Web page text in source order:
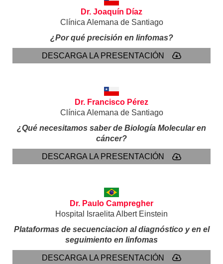
Dr. Joaquín Díaz
Clínica Alemana de Santiago
¿Por qué precisión en linfomas?
DESCARGA LA PRESENTACIÓN
Dr. Francisco Pérez
Clínica Alemana de Santiago
¿Qué necesitamos saber de Biología Molecular en
cáncer?
DESCARGA LA PRESENTACIÓN
Dr. Paulo Campregher
Hospital Israelita Albert Einstein
Plataformas de secuenciacion al diagnóstico y en el
seguimiento en linfomas
DESCARGA LA PRESENTACIÓN